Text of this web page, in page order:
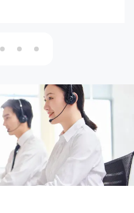
产品符合标准:GB/T14048.2-